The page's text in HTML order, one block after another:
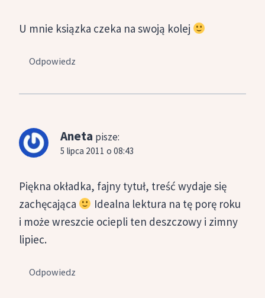
U mnie ksiązka czeka na swoją kolej
Odpowiedz
Aneta pisze:
5 lipca 2011 o 08:43
Piękna okładka, fajny tytuł, treść wydaje się
zachęcająca
Idealna lektura na tę porę roku
i może wreszcie ociepli ten deszczowy i zimny
lipiec.
Odpowiedz